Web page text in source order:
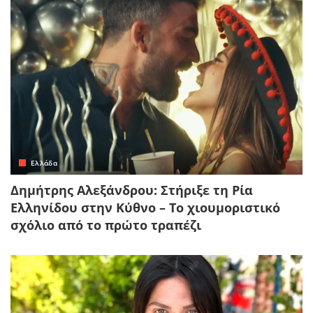
Ελλάδα
Δημήτρης Αλεξάνδρου: Στήριξε τη Ρία
Ελληνίδου στην Κύθνο – Το χιουμοριστικό
σχόλιο από το πρώτο τραπέζι